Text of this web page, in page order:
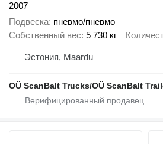
2007
Подвеска пневмо/пневмо
Собственный вес 5 730 кг
Эстония, Maardu
OÜ ScanBalt Trucks/OÜ ScanBalt